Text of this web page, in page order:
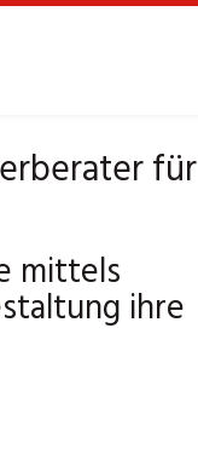
für
mittels
ihre